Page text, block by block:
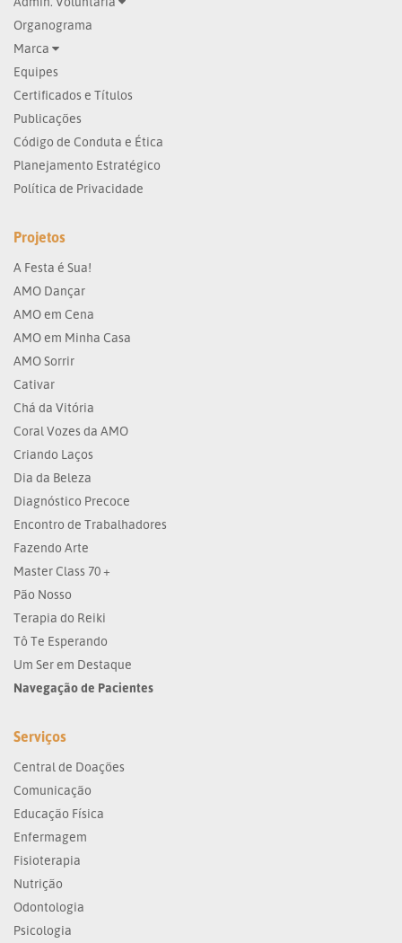
Organograma
Marca
Equipes
Certificados e Títulos
Publicações
Código de Conduta e Ética
Planejamento Estratégico
Política de Privacidade
Projetos
A Festa é Sua!
AMO Dançar
AMO em Cena
AMO em Minha Casa
AMO Sorrir
Cativar
Chá da Vitória
Coral Vozes da AMO
Criando Laços
Dia da Beleza
Diagnóstico Precoce
Encontro de Trabalhadores
Fazendo Arte
Master Class 70 +
Pão Nosso
Terapia do Reiki
Tô Te Esperando
Um Ser em Destaque
Navegação de Pacientes
Serviços
Central de Doações
Comunicação
Educação Física
Enfermagem
Fisioterapia
Nutrição
Odontologia
Psicologia